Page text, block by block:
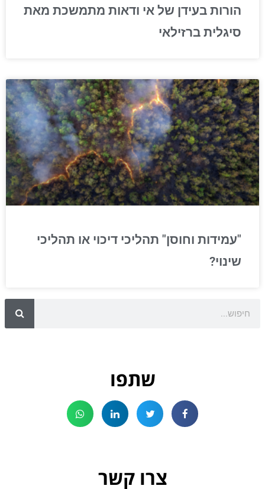
הורות בעידן של אי ודאות מתמשכת מאת
סיגלית ברזילאי
"עמידות וחוסן" תהליכי דיכוי או תהליכי
שינוי?
שתפו
צרו קשר